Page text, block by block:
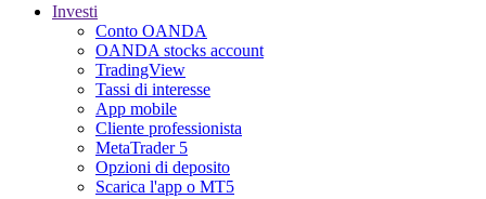
Investi
Conto OANDA
OANDA stocks account
TradingView
Tassi di interesse
App mobile
Cliente professionista
MetaTrader 5
Opzioni di deposito
Scarica l'app o MT5